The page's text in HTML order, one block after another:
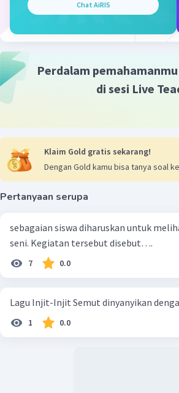
Chat AiRIS
Perdalam
di sesi Live
Klaim Gold gratis sekarang!
Dengan Gold kamu bisa tanya soal
Pertanyaan serupa
sebagaian siswa diharuskan untuk
seni. Kegiatan tersebut disebut….
7 0.0
Lagu Injit-Injit Semut dinyanyikan
1 0.0